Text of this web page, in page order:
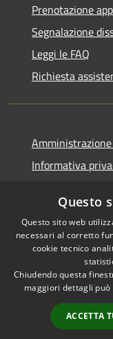
Prenotazione
Segnalazione
Leggi le FAQ
Richiesta
Informativa
Dichiarazione
RSS
Accessibilità
Questo
Questo sito web
necessari al corretto
cookie tecnico
Chiudendo questa
maggiori dettagli può
ACCETTA